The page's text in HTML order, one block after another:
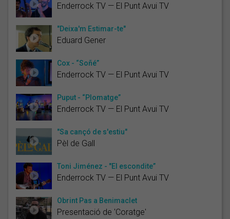
Enderrock TV — El Punt Avui TV
"Deixa'm Estimar-te"
Eduard Gener
Cox - “Soñé”
Enderrock TV — El Punt Avui TV
Puput - “Plomatge”
Enderrock TV — El Punt Avui TV
"Sa cançó de s'estiu"
Pèl de Gall
Toni Jiménez - "El escondite”
Enderrock TV — El Punt Avui TV
Obrint Pas a Benimaclet
Presentació de 'Coratge'